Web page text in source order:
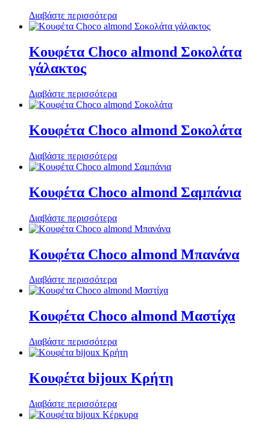
Διαβάστε περισσότερα
Κουφέτα Choco almond Σοκολάτα
γάλακτος
Διαβάστε περισσότερα
Κουφέτα Choco almond Σοκολάτα
Διαβάστε περισσότερα
Κουφέτα Choco almond Σαμπάνια
Διαβάστε περισσότερα
Κουφέτα Choco almond Μπανάνα
Διαβάστε περισσότερα
Κουφέτα Choco almond Μαστίχα
Διαβάστε περισσότερα
Κουφέτα bijoux Κρήτη
Διαβάστε περισσότερα